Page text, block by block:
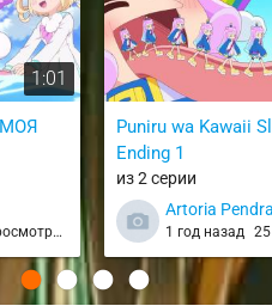
1:01
Puniru wa Kawaii
Ending 1
из 2 серии
Artoria
1 год назад 25